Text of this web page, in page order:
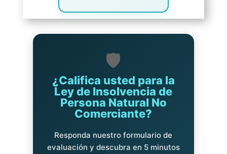
🛡️
¿Califica usted para la
Ley de Insolvencia de
Persona Natural No
Comerciante?
Responda nuestro formulario de
evaluación y descubra en 5 minutos